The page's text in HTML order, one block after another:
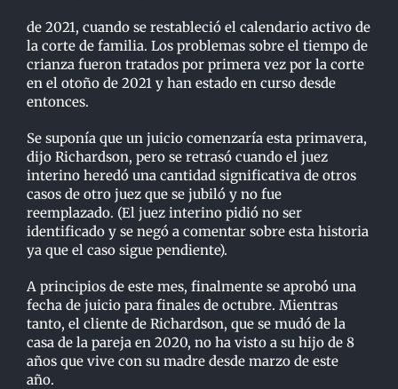
de 2021, cuando se restableció el calendario activo de
la corte de familia. Los problemas sobre el tiempo de
crianza fueron tratados por primera vez por la corte
en el otoño de 2021 y han estado en curso desde
entonces.
Se suponía que un juicio comenzaría esta primavera,
dijo Richardson, pero se retrasó cuando el juez
interino heredó una cantidad significativa de otros
casos de otro juez que se jubiló y no fue
reemplazado. (El juez interino pidió no ser
identificado y se negó a comentar sobre esta historia
ya que el caso sigue pendiente).
A principios de este mes, finalmente se aprobó una
fecha de juicio para finales de octubre. Mientras
tanto, el cliente de Richardson, que se mudó de la
casa de la pareja en 2020, no ha visto a su hijo de 8
años que vive con su madre desde marzo de este
año.